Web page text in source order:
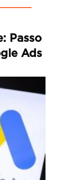
Passo
Ads